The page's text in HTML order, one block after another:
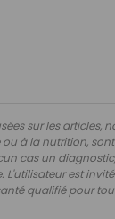
sur les articles,
à la nutrition,
cas un
L'utilisateur est
qualifié pour